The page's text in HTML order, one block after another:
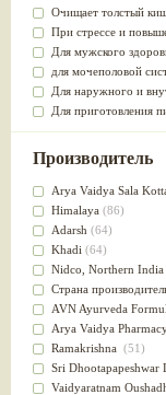
Очищает толстый
При стрессе и
Для мужского
для мочеполовой
Для наружного и
Для приготовления
от инфекций
для суставов
Лечит опухоли и
Для медитации
выводит токсины
Для здоровья печени
Для тела(39)
для очищения крови
При диабете(38)
Антиоксидант(37)
Для Капха(Кафа) доши
От паразитов(37)
При расстройстве
Производитель
Arya Vaidya Sala
Himalaya (86)
Adarsh (64)
Khadi (64)
Nidсo, Northern
Страна
AVN Ayurveda
Arya Vaidya
Ramakrishna (51)
Sri Dhootapapeshwar
Vaidyaratnam